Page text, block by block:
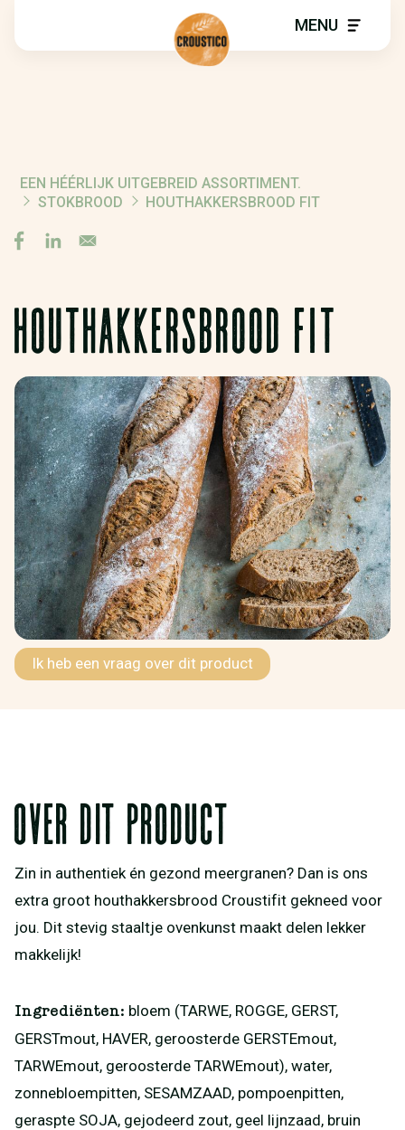
MENU
KRUIMELPAD
EEN HÉÉRLIJK UITGEBREID ASSORTIMENT.
STOKBROOD
HOUTHAKKERSBROOD FIT
HOUTHAKKERSBROOD FIT
Ik heb een vraag over dit product
Over dit product
Zin in authentiek én gezond meergranen? Dan is ons
extra groot houthakkersbrood Croustifit gekneed voor
jou. Dit stevig staaltje ovenkunst maakt delen lekker
makkelijk!
Ingrediënten: bloem (TARWE, ROGGE, GERST,
GERSTmout, HAVER, geroosterde GERSTEmout,
TARWEmout, geroosterde TARWEmout), water,
zonnebloempitten, SESAMZAAD, pompoenpitten,
geraspte SOJA, gejodeerd zout, geel lijnzaad, bruin